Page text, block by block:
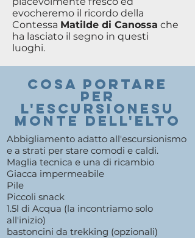
evocheremo il ricordo della
Contessa Matilde di Canossa che
ha lasciato il segno in questi
luoghi.
COSA PORTARE
PER
l'ESCURSIONEsu
monte dell'elto
Abbigliamento adatto all'escursionismo
e a strati per stare comodi e caldi.
Maglia tecnica e una di ricambio
Giacca impermeabile
Pile
Piccoli snack
1.5l di Acqua (la incontriamo solo
all'inizio)
bastoncini da trekking (opzionali)